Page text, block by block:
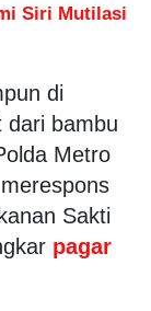
Siri Mutilasi
di
dari bambu
Metro
Sakti
pagar